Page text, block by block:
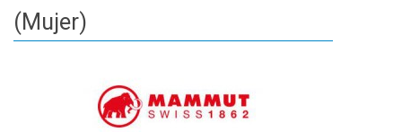
(Mujer)